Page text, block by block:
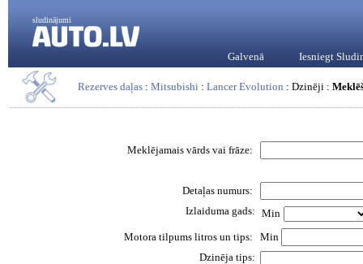
sludinājumi
Galvenā Iesniegt
Rezerves daļas : Mitsubishi : Lancer Evolution : Dzinēji :
Meklējamais vārds vai frāze:
Detaļas numurs:
Izlaiduma gads: Min
Motora tilpums litros un tips:
Min
Dzinēja tips: